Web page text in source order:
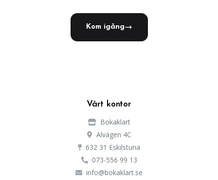
Kom igång
Vårt kontor
Bokaklart
Alvägen 4C
632 31 Eskilstuna
073-556 99 13
info@bokaklart.se